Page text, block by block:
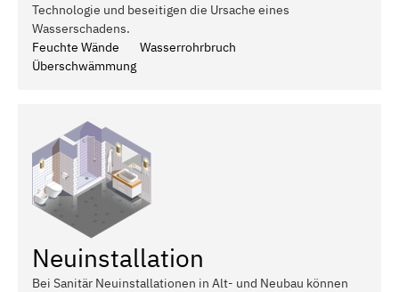
Technologie und beseitigen die Ursache eines
Wasserschadens.
Feuchte Wände
Wasserrohrbruch
Überschwämmung
Neuinstallation
Bei Sanitär Neuinstallationen in Alt- und Neubau können